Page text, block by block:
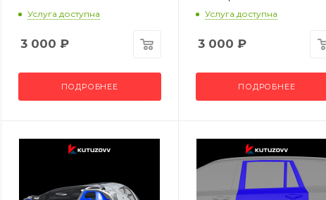
Услуга доступна
3 000 ₽
ПОДРОБНЕЕ
Услуга доступна
3 000 ₽
ПОДРОБНЕЕ